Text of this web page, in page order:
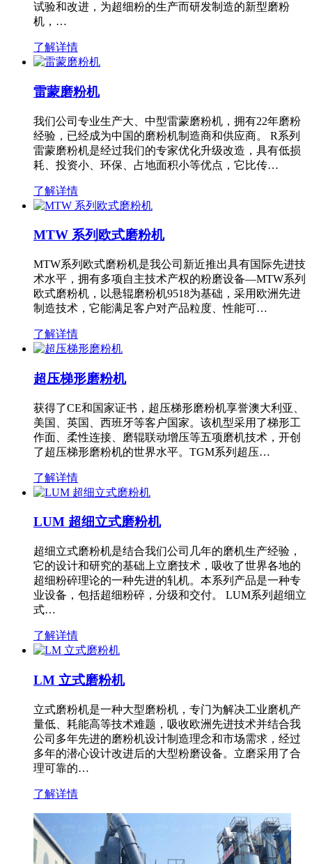
试验和改进，为超细粉的生产而研发制造的新型磨粉
机，…
了解详情
雷蒙磨粉机
我们公司专业生产大、中型雷蒙磨粉机，拥有22年磨粉
经验，已经成为中国的磨粉机制造商和供应商。 R系列
雷蒙磨粉机是经过我们的专家优化升级改造，具有低损
耗、投资小、环保、占地面积小等优点，它比传…
了解详情
MTW 系列欧式磨粉机
MTW系列欧式磨粉机是我公司新近推出具有国际先进技
术水平，拥有多项自主技术产权的粉磨设备—MTW系列
欧式磨粉机，以悬辊磨粉机9518为基础，采用欧洲先进
制造技术，它能满足客户对产品粒度、性能可…
了解详情
超压梯形磨粉机
获得了CE和国家证书，超压梯形磨粉机享誉澳大利亚、
美国、英国、西班牙等客户国家。该机型采用了梯形工
作面、柔性连接、磨辊联动增压等五项磨机技术，开创
了超压梯形磨粉机的世界水平。TGM系列超压…
了解详情
LUM 超细立式磨粉机
超细立式磨粉机是结合我们公司几年的磨机生产经验，
它的设计和研究的基础上立磨技术，吸收了世界各地的
超细粉碎理论的一种先进的轧机。本系列产品是一种专
业设备，包括超细粉碎，分级和交付。 LUM系列超细立
式…
了解详情
LM 立式磨粉机
立式磨粉机是一种大型磨粉机，专门为解决工业磨机产
量低、耗能高等技术难题，吸收欧洲先进技术并结合我
公司多年先进的磨粉机设计制造理念和市场需求，经过
多年的潜心设计改进后的大型粉磨设备。立磨采用了合
理可靠的…
了解详情